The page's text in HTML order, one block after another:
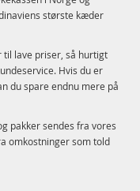
største kæder
lave priser, så hurtigt
Hvis du er
du spare endnu mere på
pakker sendes fra vores
omkostninger som told